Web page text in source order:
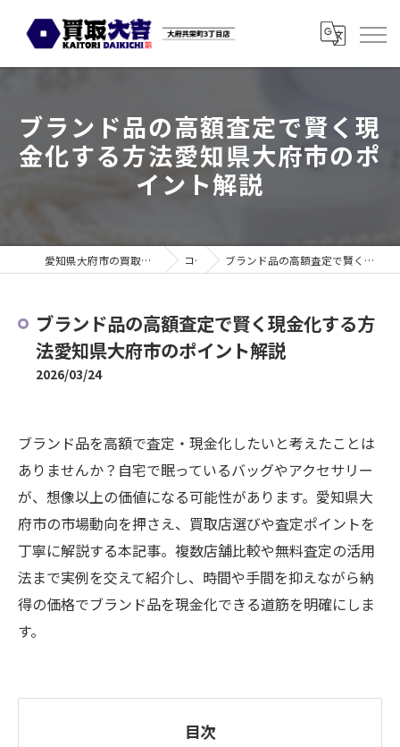
ブランド品の高額査定で賢く現
金化する方法愛知県大府市のポ
イント解説
愛知県大府市の買取なら買取大吉 大府共栄町3丁目店 コラム ブランド品の高額査定で賢く現金化する方法愛知県大府市のポイント解説
ブランド品の高額査定で賢く現金化する方
法愛知県大府市のポイント解説
2026/03/24
ブランド品を高額で査定・現金化したいと考えたことは
ありませんか？自宅で眠っているバッグやアクセサリー
が、想像以上の価値になる可能性があります。愛知県大
府市の市場動向を押さえ、買取店選びや査定ポイントを
丁寧に解説する本記事。複数店舗比較や無料査定の活用
法まで実例を交えて紹介し、時間や手間を抑えながら納
得の価格でブランド品を現金化できる道筋を明確にしま
す。
目次